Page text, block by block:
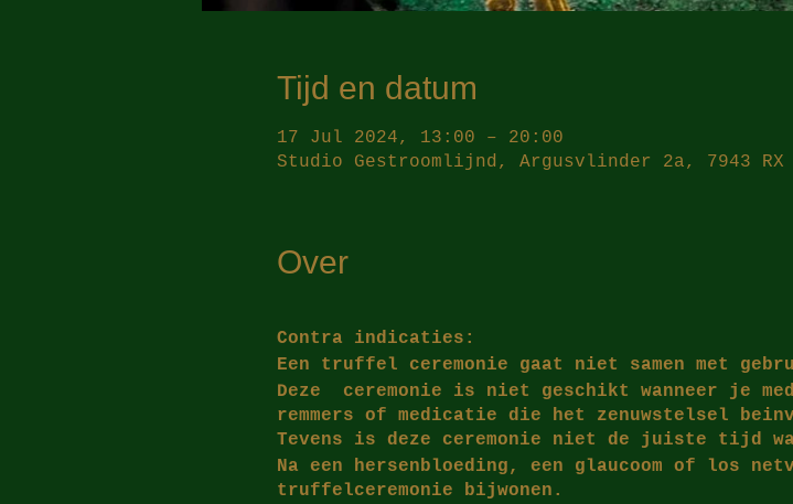
Tijd en datum
17 Jul 2024, 13:00 – 20:00
Studio Gestroomlijnd, Argusvlinder 2a, 7943 RX
Over
​Contra indicaties:
Een truffel ceremonie gaat niet samen met
Deze ceremonie is niet geschikt wanneer je
remmers of medicatie die het zenuwstelsel
Tevens is deze ceremonie niet de juiste tijd
Na een hersenbloeding, een glaucoom of los
truffelceremonie bijwonen.